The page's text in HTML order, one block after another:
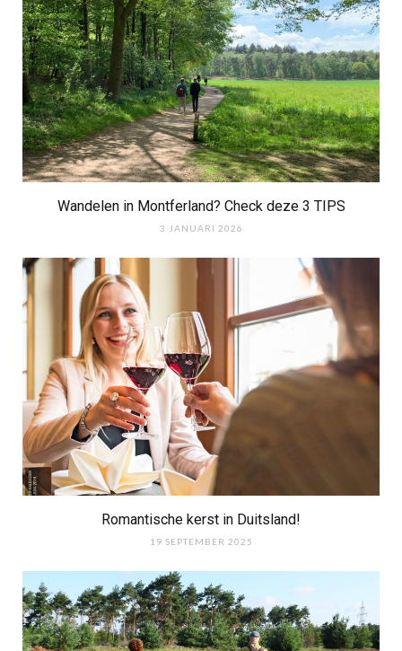
Wandelen in Montferland? Check deze 3 TIPS
3 JANUARI 2026
Romantische kerst in Duitsland!
19 SEPTEMBER 2025